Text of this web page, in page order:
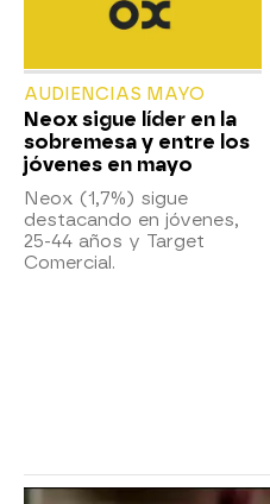
AUDIENCIAS MAYO
Neox sigue líder en la
sobremesa y entre los
jóvenes en mayo
Neox (1,7%) sigue
destacando en jóvenes,
25-44 años y Target
Comercial.